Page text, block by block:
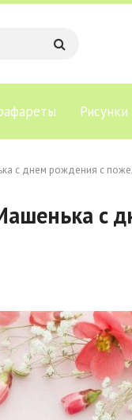
Рисунки
с днем рождения с
с